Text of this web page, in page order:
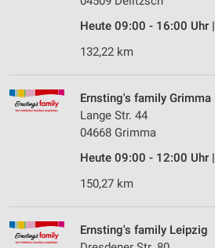
Heute 09:00 - 16:00 Uhr |
132,22 km
Ernsting's family Grimma
Lange Str. 44
04668 Grimma
Heute 09:00 - 12:00 Uhr |
150,27 km
Ernsting's family Leipzig